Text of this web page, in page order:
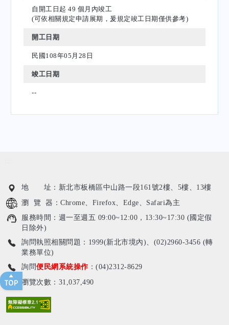
自開工日起 49 個月內竣工
(可依相關規定申請展期，爰規定竣工日期僅供參考)
開工日期
民國108年05月28日
竣工日期
--
地 址：新北市板橋區中山路一段161號2樓、5樓、13樓
瀏 覽 器：Chrome、Firefox、Edge、Safari為主
服務時間：週一至週五 09:00~12:00，13:30~17:30 (國定假
日除外)
詢問執照相關問題：1999(新北市境內)、(02)2960-3456 (轉
業務單位)
詢問便民網系統操作 ：(04)2312-8629
瀏覽次數：31,037,490